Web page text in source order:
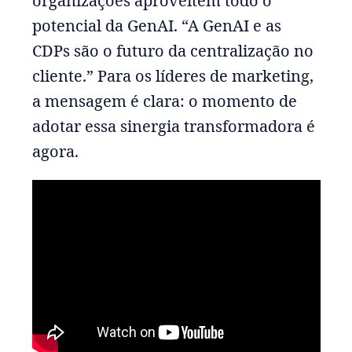
potencial da GenAI. “A GenAI e as
CDPs são o futuro da centralização no
cliente.” Para os líderes de marketing,
a mensagem é clara: o momento de
adotar essa sinergia transformadora é
agora.